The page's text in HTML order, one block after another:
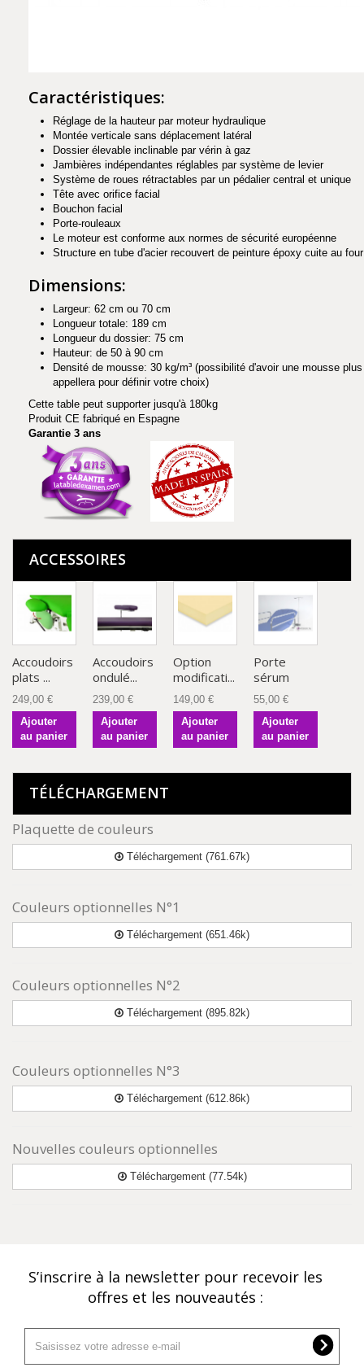
Caractéristiques:
Réglage de la hauteur par moteur hydraulique
Montée verticale sans déplacement latéral
Dossier élevable inclinable par vérin à gaz
Jambières indépendantes réglables par système de levier
Système de roues rétractables par un pédalier central et unique
Tête avec orifice facial
Bouchon facial
Porte-rouleaux
Le moteur est conforme aux normes de sécurité européenne
Structure en tube d'acier recouvert de peinture époxy cuite au four
Dimensions:
Largeur: 62 cm ou 70 cm
Longueur totale: 189 cm
Longueur du dossier: 75 cm
Hauteur: de 50 à 90 cm
Densité de mousse: 30 kg/m³ (possibilité d'avoir une mousse
appellera pour définir votre choix)
Cette table peut supporter jusqu'à 180kg
Produit CE fabriqué en Espagne
Garantie 3 ans
ACCESSOIRES
Accoudoirs
plats ...
249,00 €
Ajouter
au panier
Accoudoirs
ondulé...
239,00 €
Ajouter
au panier
Option
modificati...
149,00 €
Ajouter
au panier
Porte
sérum
55,00 €
Ajouter
au panier
TÉLÉCHARGEMENT
Plaquette de couleurs
Téléchargement (761.67k)
Couleurs optionnelles N°1
Téléchargement (651.46k)
Couleurs optionnelles N°2
Téléchargement (895.82k)
Couleurs optionnelles N°3
Téléchargement (612.86k)
Nouvelles couleurs optionnelles
Téléchargement (77.54k)
S’inscrire à la newsletter pour recevoir les
offres et les nouveautés :